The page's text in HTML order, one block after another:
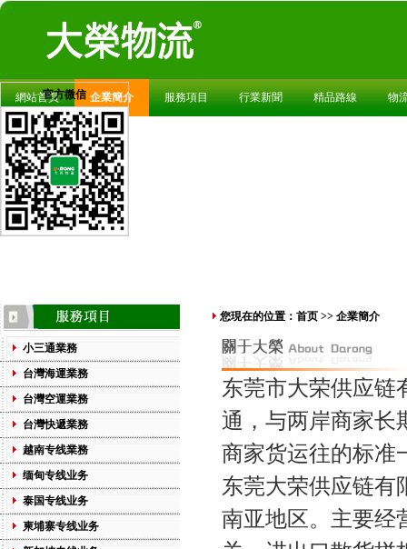
網站首頁 企業簡介 服務項目 行業新聞 精品路線 物
小三通業務
台灣海運業務
台灣空運業務
台灣快遞業務
越南专线業務
缅甸专线业务
泰国专线业务
柬埔寨专线业务
您現在的位置：首页 >> 企業簡介
东莞市大荣供应链
通，与两岸商家长
商家货运往的标准
东莞大荣供应链有
南亚地区。主要经
官方微信